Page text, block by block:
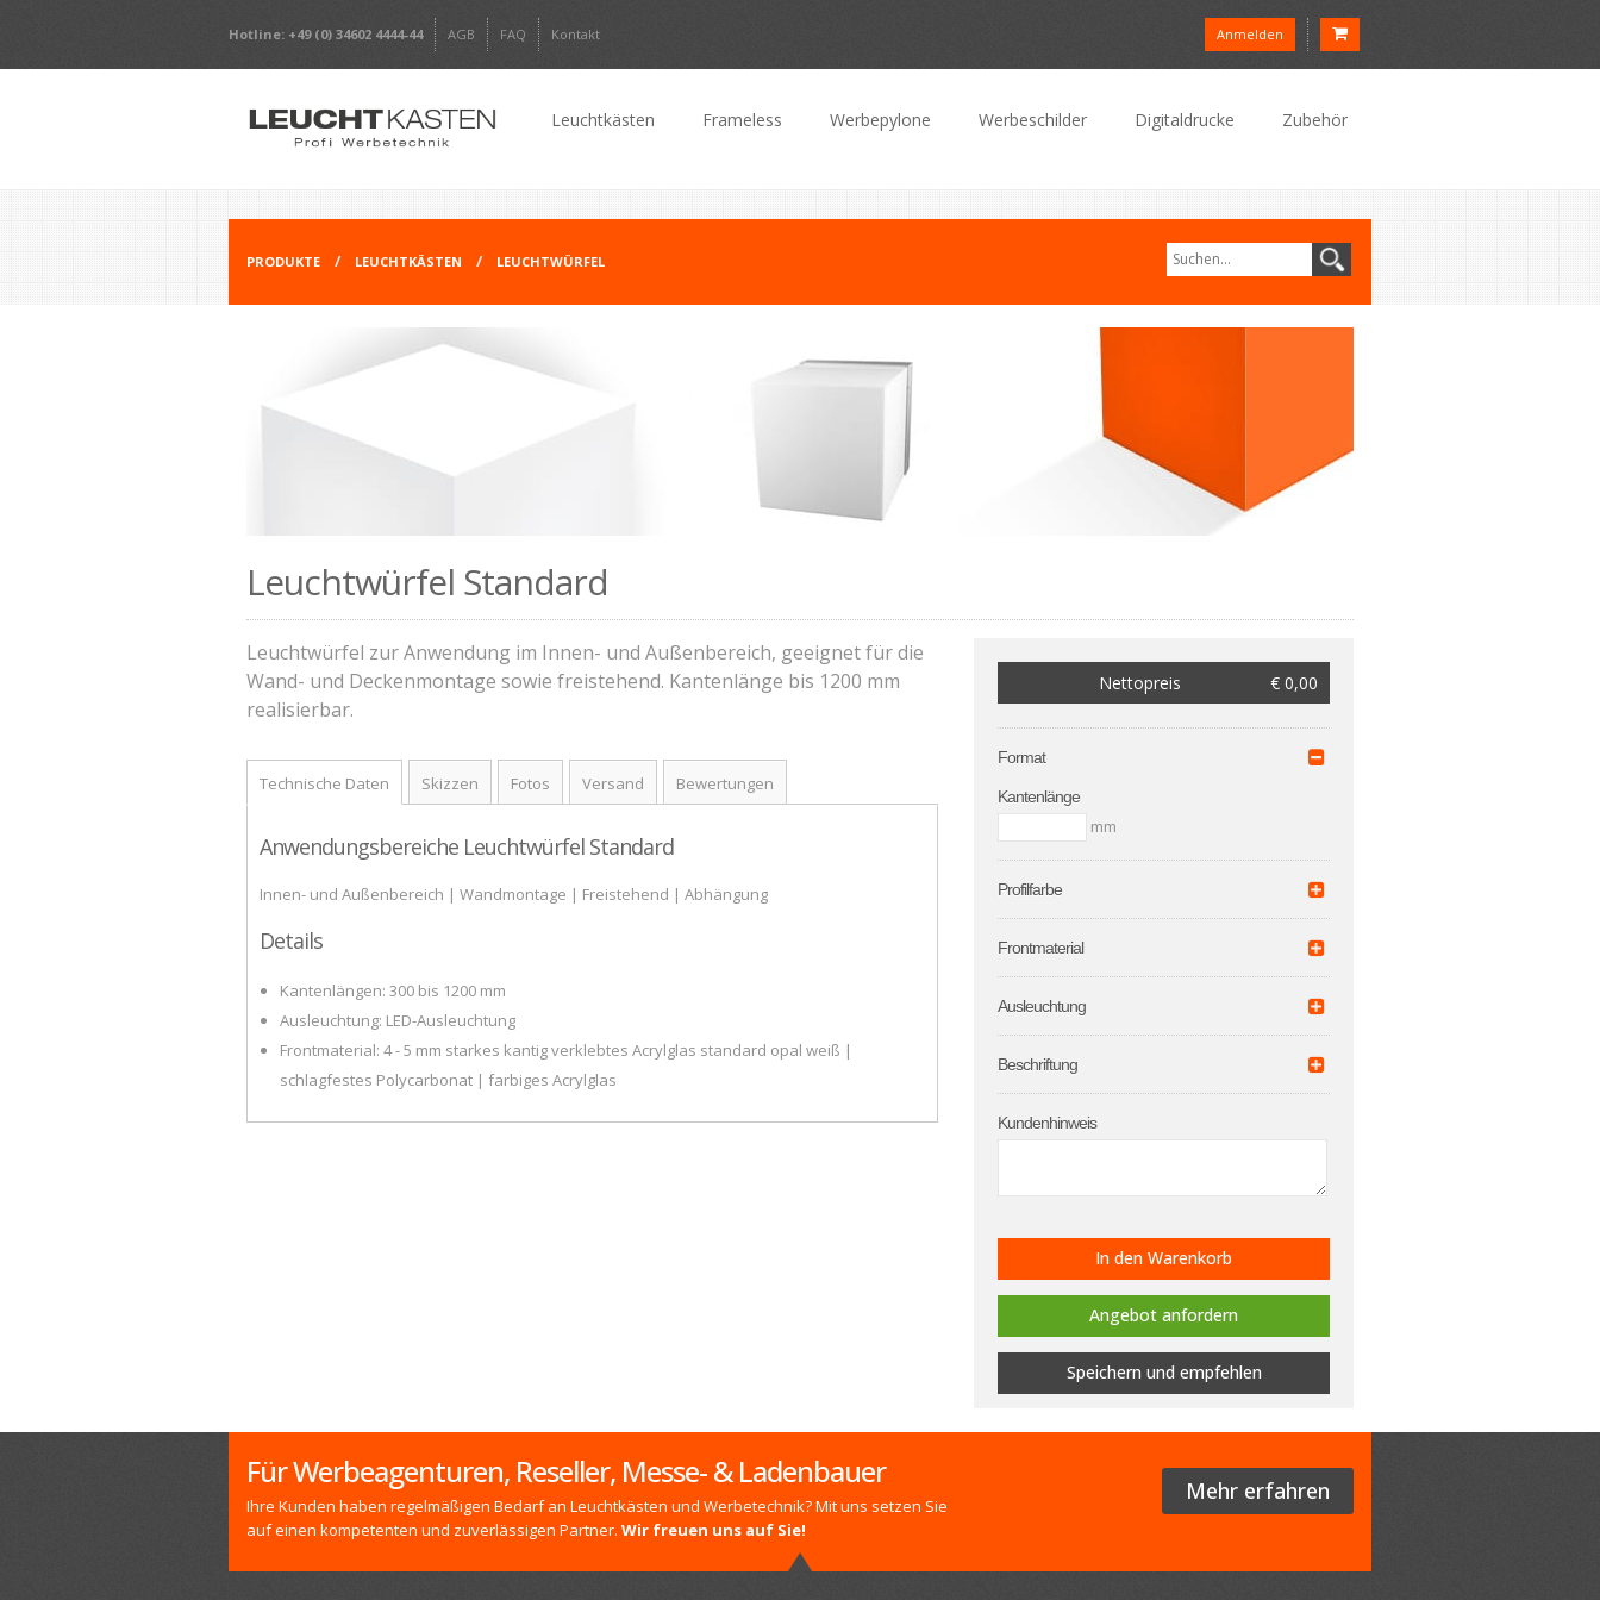
Hotline: +49 (0) 34602 4444-44 AGB FAQ Kontakt Anmelden
Leuchtkästen Frameless Werbepylone Werbeschilder Digitaldrucke Zubehör
PRODUKTE LEUCHTKÄSTEN LEUCHTWÜRFEL
Leuchtwürfel Standard
Leuchtwürfel zur Anwendung im Innen- und Außenbereich, geeignet für die
Wand- und Deckenmontage sowie freistehend. Kantenlänge bis 1200 mm
realisierbar.
Technische Daten Skizzen Fotos Versand Bewertungen
Anwendungsbereiche Leuchtwürfel Standard
Innen- und Außenbereich | Wandmontage | Freistehend | Abhängung
Details
Kantenlängen: 300 bis 1200 mm
Ausleuchtung: LED-Ausleuchtung
Frontmaterial: 4 - 5 mm starkes kantig verklebtes Acrylglas standard opal weiß |
schlagfestes Polycarbonat | farbiges Acrylglas
Nettopreis € 0,00
Format
Kantenlänge
mm
Profilfarbe
Frontmaterial
Ausleuchtung
Beschriftung
Kundenhinweis
In den Warenkorb
Angebot anfordern
Speichern und empfehlen
Für Werbeagenturen, Reseller, Messe- & Ladenbauer
Ihre Kunden haben regelmäßigen Bedarf an Leuchtkästen und Werbetechnik? Mit uns setzen Sie
auf einen kompetenten und zuverlässigen Partner. Wir freuen uns auf Sie!
Mehr erfahren